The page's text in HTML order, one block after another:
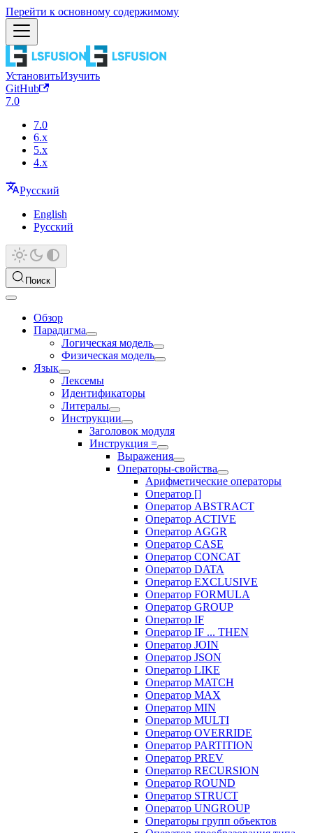
Перейти к основному содержимому
УстановитьИзучить
GitHub
7.0
7.0
6.x
5.x
4.x
Русский
English
Русский
Поиск
Обзор
Парадигма
Логическая модель
Физическая модель
Язык
Лексемы
Идентификаторы
Литералы
Инструкции
Заголовок модуля
Инструкция =
Выражения
Операторы-свойства
Арифметические операторы
Оператор []
Оператор ABSTRACT
Оператор ACTIVE
Оператор AGGR
Оператор CASE
Оператор CONCAT
Оператор DATA
Оператор EXCLUSIVE
Оператор FORMULA
Оператор GROUP
Оператор IF
Оператор IF ... THEN
Оператор JOIN
Оператор JSON
Оператор LIKE
Оператор MATCH
Оператор MAX
Оператор MIN
Оператор MULTI
Оператор OVERRIDE
Оператор PARTITION
Оператор PREV
Оператор RECURSION
Оператор ROUND
Оператор STRUCT
Оператор UNGROUP
Операторы групп объектов